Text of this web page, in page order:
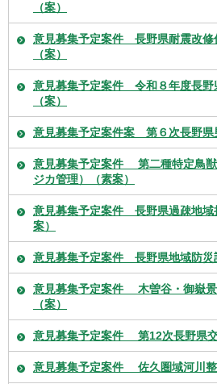
（案）
意見募集予定案件 長野県耐震改修
（案）
意見募集予定案件 令和８年度長野
（案）
意見募集予定案件案 第６次長野県
意見募集予定案件 第二種特定鳥
ジカ管理）（素案）
意見募集予定案件 長野県過疎地域
案）
意見募集予定案件 長野県地域防災
意見募集予定案件 木曽谷・御嶽
（案）
意見募集予定案件 第12次長野県交
意見募集予定案件 佐久圏域河川整